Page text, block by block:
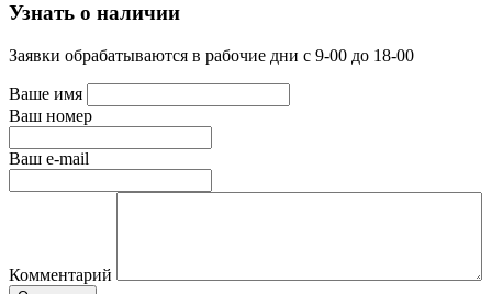
Узнать о наличии
Заявки обрабатываются в рабочие дни с 9-00 до 18-00
Ваше имя
Ваш номер
Ваш e-mail
Комментарий